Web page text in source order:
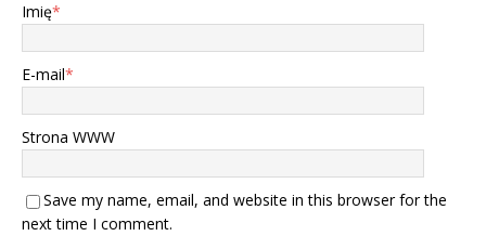
Imię*
E-mail*
Strona WWW
Save my name, email, and website in this browser for the
next time I comment.